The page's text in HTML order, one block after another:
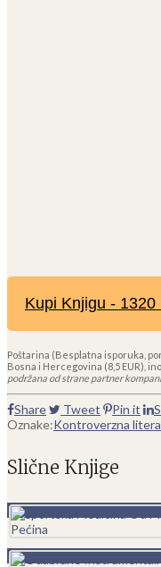
Kupi Knjigu - 1320
Poštarina (Besplatna isporuka,
Bosna i Hercegovina (8,5 EUR),
podržana od strane partner
Share Tweet Pin it
Oznake:Kontroverzna
Slične Knjige